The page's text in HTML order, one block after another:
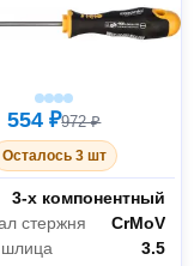
554 ₽972 ₽
Осталось 3 шт
3-х компонентный
стержня
CrMoV
3.5